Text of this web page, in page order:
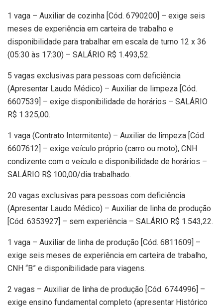
1 vaga – Auxiliar de cozinha [Cód. 6790200] – exige seis
meses de experiência em carteira de trabalho e
disponibilidade para trabalhar em escala de turno 12 x 36
(05:30 às 17:30) – SALÁRIO R$ 1.493,52.
5 vagas exclusivas para pessoas com deficiência
(Apresentar Laudo Médico) – Auxiliar de limpeza [Cód.
6607539] – exige disponibilidade de horários – SALÁRIO
R$ 1.325,00.
1 vaga (Contrato Intermitente) – Auxiliar de limpeza [Cód.
6607612] – exige veículo próprio (carro ou moto), CNH
condizente com o veículo e disponibilidade de horários –
SALÁRIO R$ 100,00/dia trabalhado.
20 vagas exclusivas para pessoas com deficiência
(Apresentar Laudo Médico) – Auxiliar de linha de produção
[Cód. 6353927] – sem experiência – SALÁRIO R$ 1.543,22.
1 vaga – Auxiliar de linha de produção [Cód. 6811609] –
exige seis meses de experiência em carteira de trabalho,
CNH “B” e disponibilidade para viagens.
2 vagas – Auxiliar de linha de produção [Cód. 6744996] –
exige ensino fundamental completo (apresentar Histórico